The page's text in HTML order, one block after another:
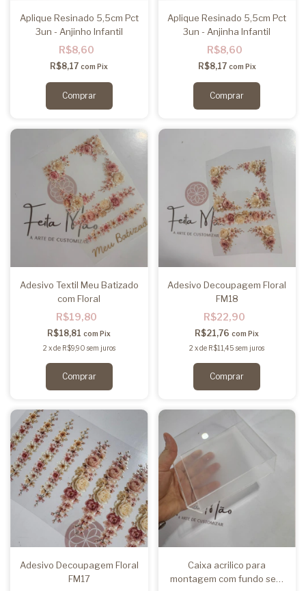
Aplique Resinado 5,5cm Pct
3un - Anjinho Infantil
R$8,60
R$8,17com Pix
Aplique Resinado 5,5cm Pct
3un - Anjinha Infantil
R$8,60
R$8,17 com Pix
Adesivo Textil Meu Batizado
com Floral
R$19,80
R$18,81com Pix
2 xde R$9,90 sem juros
Adesivo Decoupagem Floral
FM18
R$22,90
R$21,76com Pix
2 xde R$11,45 sem juros
Adesivo Decoupagem Floral
FM17
Caixa acrilico para
montagem com fundo sem